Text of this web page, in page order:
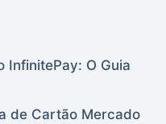
InfinitePay: O Guia
de Cartão Mercado